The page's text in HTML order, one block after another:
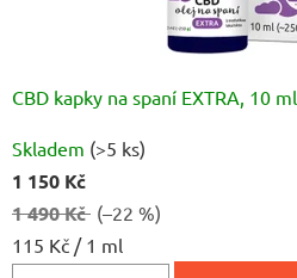
CBD kapky na spaní EXTRA, 10 ml
hodnocení
produktu
je
4,9
Skladem (>5 ks)
1 150 Kč
1 490 Kč (–22 %)
Měrná
115 Kč / 1 ml